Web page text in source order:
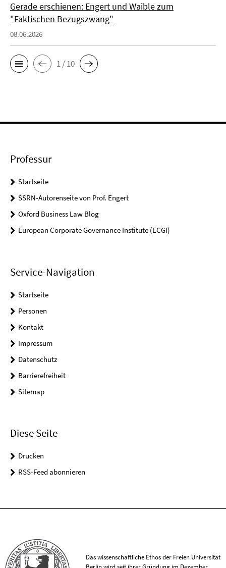
Gerade erschienen: Engert und Waible zum
"Faktischen Bezugszwang"
08.06.2026
1 / 10
Professur
Startseite
SSRN-Autorenseite von Prof. Engert
Oxford Business Law Blog
European Corporate Governance Institute (ECGI)
Service-Navigation
Startseite
Personen
Kontakt
Impressum
Datenschutz
Barrierefreiheit
Sitemap
Diese Seite
Drucken
RSS-Feed abonnieren
Das wissenschaftliche Ethos der Freien Universität